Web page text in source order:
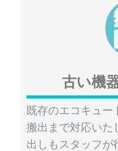
古い機
既存のエコキュー
搬出まで対応いた
出しもスタッフが